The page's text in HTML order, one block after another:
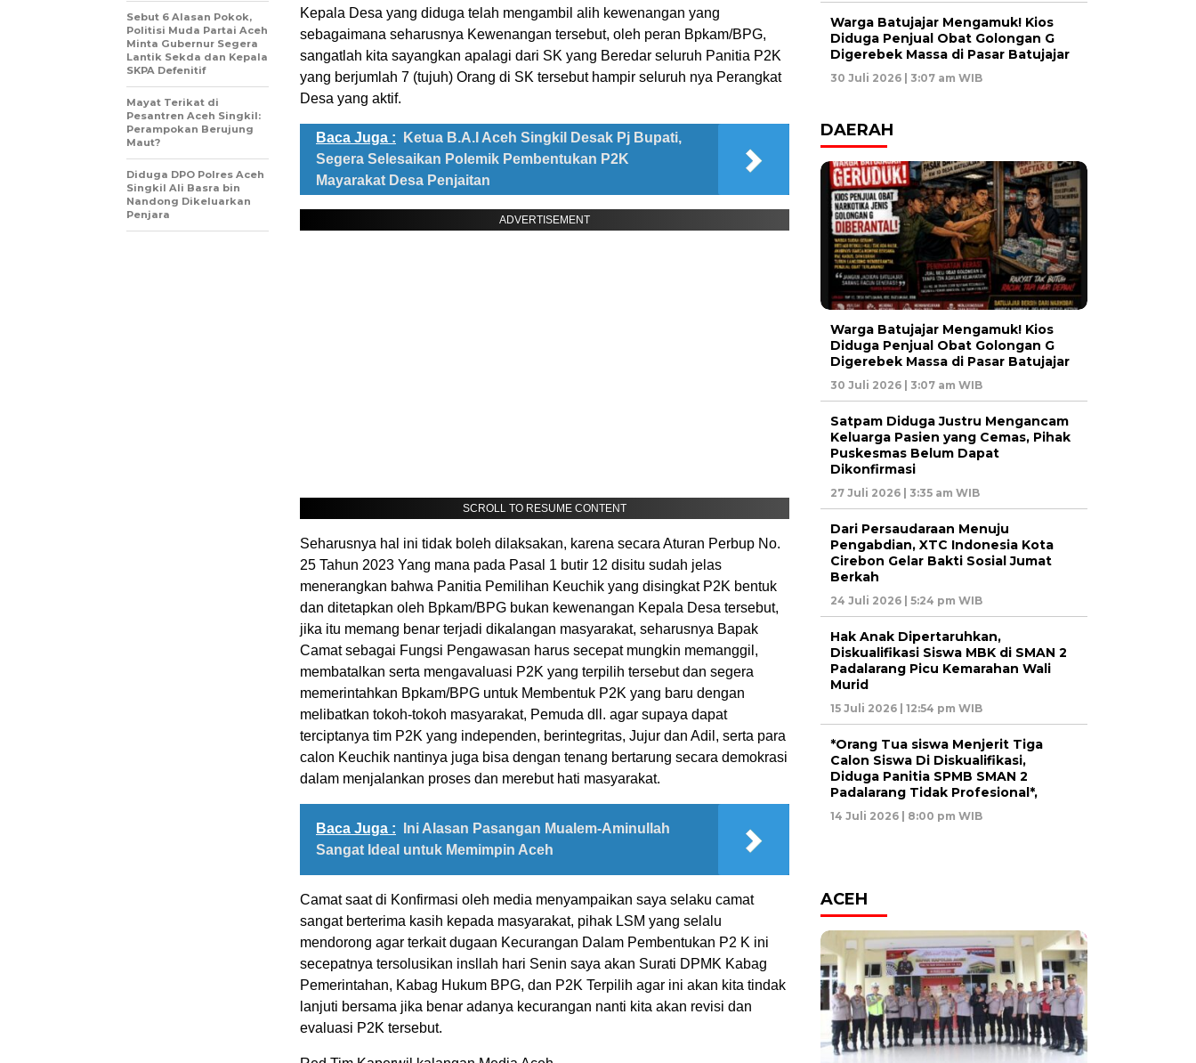
Kepala Desa yang diduga telah mengambil alih kewenangan yang
sebagaimana seharusnya Kewenangan tersebut, oleh peran Bpkam/BPG,
sangatlah kita sayangkan apalagi dari SK yang Beredar seluruh Panitia P2K
yang berjumlah 7 (tujuh) Orang di SK tersebut hampir seluruh nya Perangkat
Desa yang aktif.
Baca Juga :
Ketua B.A.I Aceh Singkil Desak Pj Bupati,
Segera Selesaikan Polemik Pembentukan P2K
Mayarakat Desa Penjaitan
ADVERTISEMENT
SCROLL TO RESUME CONTENT
Seharusnya hal ini tidak boleh dilaksakan, karena secara Aturan Perbup No.
25 Tahun 2023 Yang mana pada Pasal 1 butir 12 disitu sudah jelas
menerangkan bahwa Panitia Pemilihan Keuchik yang disingkat P2K bentuk
dan ditetapkan oleh Bpkam/BPG bukan kewenangan Kepala Desa tersebut,
jika itu memang benar terjadi dikalangan masyarakat, seharusnya Bapak
Camat sebagai Fungsi Pengawasan harus secepat mungkin memanggil,
membatalkan serta mengavaluasi P2K yang terpilih tersebut dan segera
memerintahkan Bpkam/BPG untuk Membentuk P2K yang baru dengan
melibatkan tokoh-tokoh masyarakat, Pemuda dll. agar supaya dapat
terciptanya tim P2K yang independen, berintegritas, Jujur dan Adil, serta para
calon Keuchik nantinya juga bisa dengan tenang bertarung secara demokrasi
dalam menjalankan proses dan merebut hati masyarakat.
Baca Juga :
Ini Alasan Pasangan Mualem-Aminullah
Sangat Ideal untuk Memimpin Aceh
Camat saat di Konfirmasi oleh media menyampaikan saya selaku camat
sangat berterima kasih kepada masyarakat, pihak LSM yang selalu
mendorong agar terkait dugaan Kecurangan Dalam Pembentukan P2 K ini
secepatnya tersolusikan insllah hari Senin saya akan Surati DPMK Kabag
Pemerintahan, Kabag Hukum BPG, dan P2K Terpilih agar ini akan kita tindak
lanjuti bersama jika benar adanya kecurangan nanti kita akan revisi dan
evaluasi P2K tersebut.
Sebut 6 Alasan Pokok,
Politisi Muda Partai Aceh
Minta Gubernur Segera
Lantik Sekda dan Kepala
SKPA Defenitif
Mayat Terikat di
Pesantren Aceh Singkil:
Perampokan Berujung
Maut?
Diduga DPO Polres Aceh
Singkil Ali Basra bin
Nandong Dikeluarkan
Penjara
Warga Batujajar Mengamuk! Kios
Diduga Penjual Obat Golongan G
Digerebek Massa di Pasar Batujajar
30 Juli 2026 | 3:07 am WIB
DAERAH
Warga Batujajar Mengamuk! Kios
Diduga Penjual Obat Golongan G
Digerebek Massa di Pasar Batujajar
30 Juli 2026 | 3:07 am WIB
Satpam Diduga Justru Mengancam
Keluarga Pasien yang Cemas, Pihak
Puskesmas Belum Dapat
Dikonfirmasi
27 Juli 2026 | 3:35 am WIB
Dari Persaudaraan Menuju
Pengabdian, XTC Indonesia Kota
Cirebon Gelar Bakti Sosial Jumat
Berkah
24 Juli 2026 | 5:24 pm WIB
Hak Anak Dipertaruhkan,
Diskualifikasi Siswa MBK di SMAN 2
Padalarang Picu Kemarahan Wali
Murid
15 Juli 2026 | 12:54 pm WIB
*Orang Tua siswa Menjerit Tiga
Calon Siswa Di Diskualifikasi,
Diduga Panitia SPMB SMAN 2
Padalarang Tidak Profesional*,
14 Juli 2026 | 8:00 pm WIB
ACEH